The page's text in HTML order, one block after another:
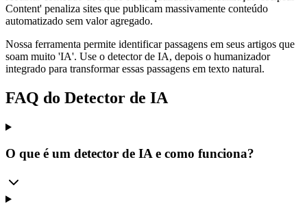
Content' penaliza sites que publicam massivamente conteúdo
automatizado sem valor agregado.
Nossa ferramenta permite identificar passagens em seus artigos que
soam muito 'IA'. Use o detector de IA, depois o humanizador
integrado para transformar essas passagens em texto natural.
FAQ do Detector de IA
O que é um detector de IA e como funciona?